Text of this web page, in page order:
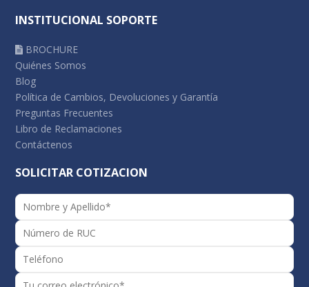
INSTITUCIONAL SOPORTE
BROCHURE
Quiénes Somos
Blog
Política de Cambios, Devoluciones y Garantía
Preguntas Frecuentes
Libro de Reclamaciones
Contáctenos
SOLICITAR COTIZACION